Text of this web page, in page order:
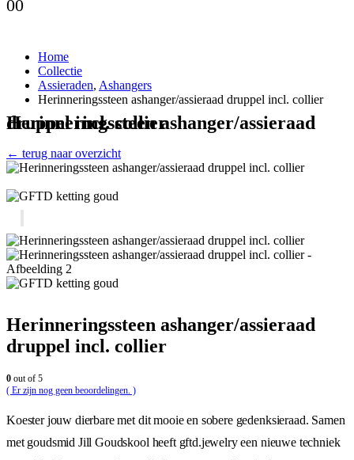
00
Home
Collectie
Assieraden, Ashangers
Herinneringssteen ashanger/assieraad druppel incl. collier
Herinneringssteen ashanger/assieraad druppel incl. collier
← terug naar overzicht
Herinneringssteen ashanger/assieraad
druppel incl. collier
0 out of 5
( Er zijn nog geen beoordelingen. )
Koester jouw dierbare met dit mooie en sobere gedenksieraad. Samen
met goudsmid Jill Goudskool heeft gftd.jewelry een nieuwe techniek